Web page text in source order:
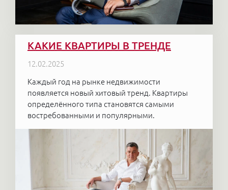
КАКИЕ КВАРТИРЫ В ТРЕНДЕ
12.02.2025
Каждый год на рынке недвижимости
появляется новый хитовый тренд. Квартиры
определённого типа становятся самыми
востребованными и популярными.